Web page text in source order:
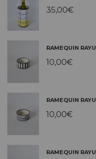
35,00€
RAMEQUIN
10,00€
RAMEQUIN
10,00€
RAMEQUIN